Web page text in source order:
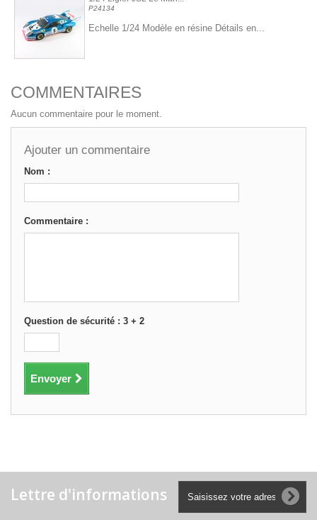
P24134
Echelle 1/24 Modèle en résine Détails en...
COMMENTAIRES
Aucun commentaire pour le moment.
Ajouter un commentaire
Nom :
Commentaire :
Question de sécurité : 3 + 2
Envoyer
Lettre d'informations